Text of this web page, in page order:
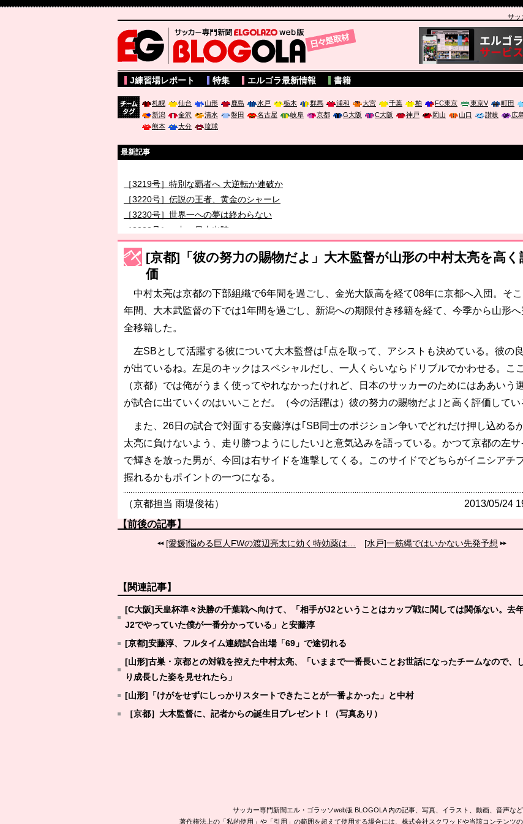
サッ
サッカー専門新聞ELGOLAZO web版 BLOGOLA
J練習場レポート 特集 エルゴラ最新情報 書籍
札幌 仙台 山形 鹿島 水戸 栃木 群馬 浦和 大宮 千葉 柏 FC東京 東京V 町田
新潟
金沢 清水 磐田 名古屋 岐阜 京都 G大阪 C大阪 神戸 岡山 山口 讃岐 広
熊本
大分 琉球
最新記事
［3219号］特別な覇者へ 大逆転か連破か
［3220号］伝説の王者、黄金のシャーレ
［3230号］世界一への夢は終わらない
［3223号］一丸。日本出陣
［3222号］史上最大のW杯開幕 注目は「個」
[京都]「彼の努力の賜物だよ」大木監督が山形の中村太亮を高く
価
中村太亮は京都の下部組織で6年間を過ごし、金光大阪高を経て08年に京都へ入団。そ
年間、大木武監督の下では1年間を過ごし、新潟への期限付き移籍を経て、今季から山形へ
全移籍した。
左SBとして活躍する彼について大木監督は｢点を取って、アシストも決めている。彼の
が出ているね。左足のキックはスペシャルだし、一人くらいならドリブルでかわせる。ここ
（京都）では俺がうまく使ってやれなかったけれど、日本のサッカーのためにはああいう
が試合に出ていくのはいいことだ。（今の活躍は）彼の努力の賜物だよ｣と高く評価してい
また、26日の試合で対面する安藤淳は｢SB同士のポジション争いでどれだけ押し込めるか
太亮に負けないよう、走り勝つようにしたい｣と意気込みを語っている。かつて京都の左サ
で輝きを放った男が、今回は右サイドを進撃してくる。このサイドでどちらがイニシアチ
握れるかもポイントの一つになる。
（京都担当 雨堤俊祐） 2013/05/24
【前後の記事】
[愛媛]悩める巨人FWの渡辺亮太に効く特効薬は… [水戸]一筋縄ではいかない先発予想
【関連記事】
[C大阪]天皇杯準々決勝の千葉戦へ向けて、「相手がJ2ということはカップ戦に関しては関係ない。去
J2でやっていた僕が一番分かっている」と安藤淳
[京都]安藤淳、フルタイム連続試合出場「69」で途切れる
[山形]古巣・京都との対戦を控えた中村太亮、「いままで一番長いことお世話になったチームなので、
り成長した姿を見せれたら」
[山形]「けがをせずにしっかりスタートできたことが一番よかった」と中村
［京都］大木監督に、記者からの誕生日プレゼント！（写真あり）
サッカー専門新聞エル・ゴラッソweb版 BLOGOLA 内の記事、写真、イラスト、動画、音声な
著作権法上の「私的使用」や「引用」の範囲を超えて使用する場合には、株式会社スクワッドや当該コンテンツ